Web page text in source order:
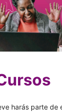
harás parte de